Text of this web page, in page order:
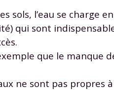
sols, l’eau se charge en
qui sont
que le manque
ne sont pas propres
vos